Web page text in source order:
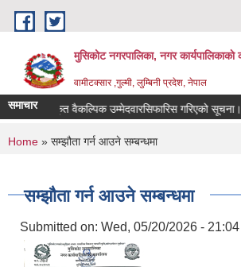
Skip to main content
मुसिकोट नगरपालिका, नगर कार्यपालिकाकाे
वामीटक्सार ,गुल्मी, लुम्बिनी प्रदेश, नेपाल
समाचार
नापीअधिकृत वैकल्पिक उम्मेदवारसिफारिस गरिएको सूचना।
You are here
Home » सम्झौता गर्न आउने सम्बन्धमा
सम्झौता गर्न आउने सम्बन्धमा
Submitted on: Wed, 05/20/2026 - 21:04